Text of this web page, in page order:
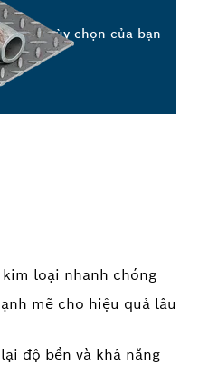
loại nhanh chóng
mẽ cho hiệu quả lâu
độ bền và khả năng
Chọn tùy chọn của bạn